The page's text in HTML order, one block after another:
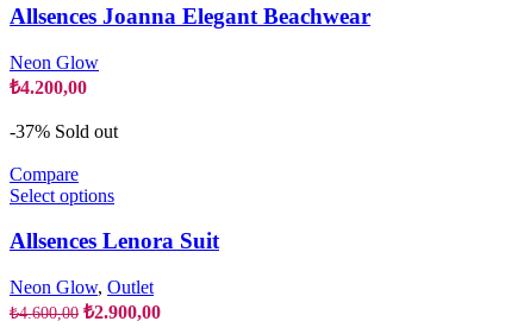
page
has
multiple
be
the
page
Allsences Joanna Elegant Beachwear
Neon Glow
₺4.200,00
-37% Sold out
Compare
Select optionsThis
has
variants.
The
options
Allsences Lenora Suit
Neon Glow, Outlet
₺4.600,00 Original
₺2.900,00Current